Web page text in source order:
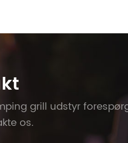
grill udstyr
os.